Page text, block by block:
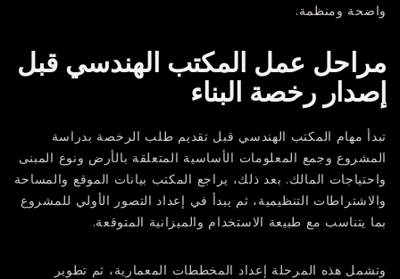
واضحة ومنظمة.
مراحل عمل المكتب الهندسي قبل
إصدار رخصة البناء
تبدأ مهام المكتب الهندسي قبل تقديم طلب الرخصة بدراسة
المشروع وجمع المعلومات الأساسية المتعلقة بالأرض ونوع المبنى
واحتياجات المالك. بعد ذلك، يراجع المكتب بيانات الموقع والمساحة
والاشتراطات التنظيمية، ثم يبدأ في إعداد التصور الأولي للمشروع
بما يتناسب مع طبيعة الاستخدام والميزانية المتوقعة.
وتشمل هذه المرحلة إعداد المخططات المعمارية، ثم تطوير